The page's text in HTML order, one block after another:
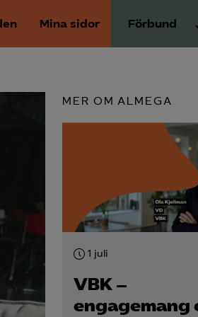
Mina sidor Förbund
Almega
Aktuellt
Mina sidor
MER OM ALMEGA
1 juli
VBK –
engagemang